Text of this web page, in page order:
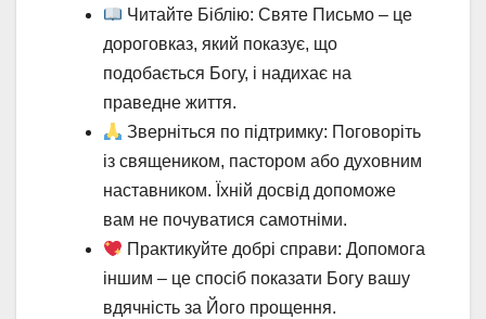
Читайте Біблію: Святе Письмо – це
дороговказ, який показує, що
подобається Богу, і надихає на
праведне життя.
Зверніться по підтримку: Поговоріть
із священиком, пастором або духовним
наставником. Їхній досвід допоможе
вам не почуватися самотніми.
Практикуйте добрі справи: Допомога
іншим – це спосіб показати Богу вашу
вдячність за Його прощення.